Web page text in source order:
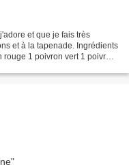
et que je fais très
et à la tapenade. Ingrédients
1 poivron vert 1 poivron